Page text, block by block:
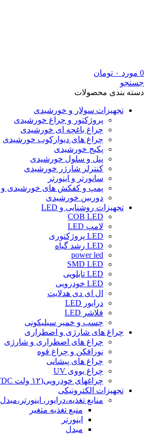
0 مورد ۰ تومان
جستجو
دسته بندی محصولات
تجهیزات سولار و خورشیدی
پروژکتور و چراغ خورشیدی
چراغ باغچه ای خورشیدی
چراغ های دیوارکوب خورشیدی
پکیج خورشیدی
پنل و سلول خورشیدی
کنترلر شارژر خورشیدی
سانورتر و اینورتر
پمپ و کفکش های خورشیدی و DC
دوربین خورشیدی
تجهیزات روشنایی و LED
COB LED
لامپ LED
LED پروژکتوری
LED رشد گیاه
power led
SMD LED
LED تابلویی
LED خودرویی
ال ای دی هدلایت
درایور LED
فلاشر LED
چسب و خمیر سیلیکونی
چراغ های شارژی و اضطراری
چراغ های اضطراری و شارژی
نورافکن و چراغ قوه
چراغ های پیشانی
چراغ یووی UV
چراغهای خودرویی(۱۲ ولت DC)
تجهیزات الکترونیکی
منابع تغذیه،درایور، اینورتر،مبدل
منبع تغذیه متغیر
اینورتر
مبدل